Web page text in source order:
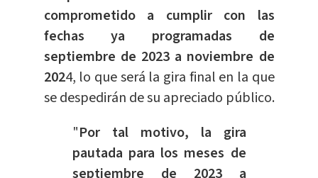
comprometido a cumplir con las
fechas ya programadas de
septiembre de 2023 a noviembre de
2024, lo que será la gira final en la que
se despedirán de su apreciado público.
"Por tal motivo, la gira
pautada para los meses de
septiembre de 2023 a